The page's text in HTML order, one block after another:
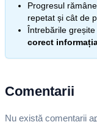
Progresul
repetat și cât de
Întrebările
corect
Comentarii
Nu există comentarii